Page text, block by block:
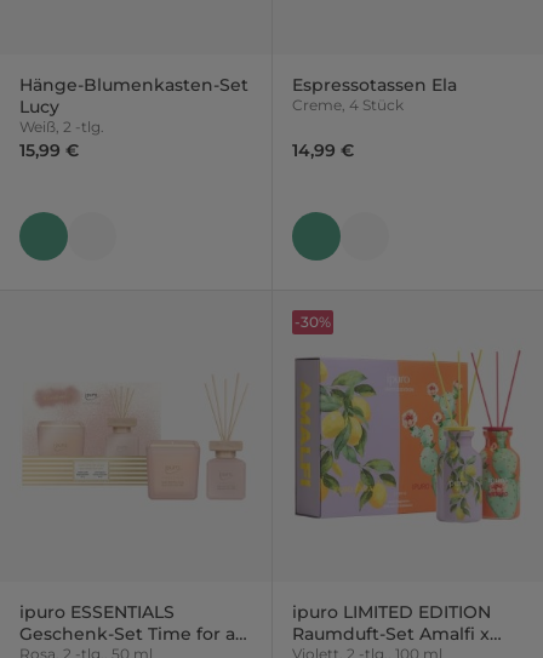
Hänge-Blumenkasten-Set
Lucy
Weiß, 2 -tlg.
15,99 €
Espressotassen Ela
Creme, 4 Stück
14,99 €
ipuro ESSENTIALS
Geschenk-Set Time for a
Rosa, 2 -tlg., 50 ml
ipuro LIMITED EDITION
Raumduft-Set Amalfi x
Violett, 2 -tlg., 100 ml
-30%